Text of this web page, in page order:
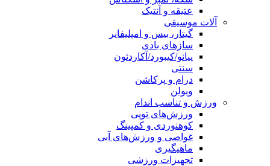
عتیقه و آنتیک
آلات موسیقی
گیتار، بیس و امپلیفایر
سازهای بادی
پیانو/کیبورد/آکاردئون
سنتی
درام و پرکاشن
ویولن
ورزش و تناسب اندام
ورزش‌های توپی
کوهنوردی و کمپینگ
غواصی و ورزش‌های آبی
ماهیگیری
تجهیزات ورزشی